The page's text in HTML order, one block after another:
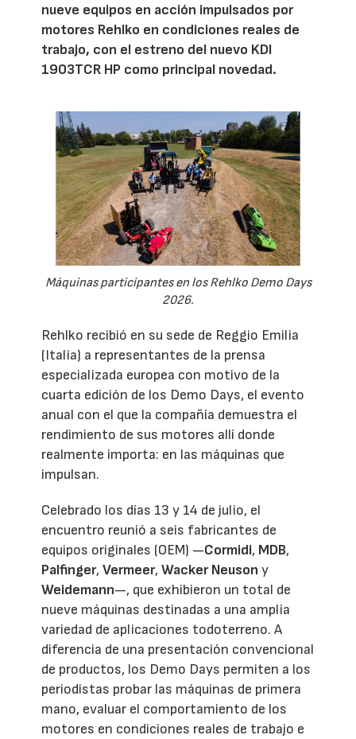
nueve equipos en acción impulsados por
motores Rehlko en condiciones reales de
trabajo, con el estreno del nuevo KDI
1903TCR HP como principal novedad.
Máquinas participantes en los Rehlko Demo Days
2026.
Rehlko recibió en su sede de Reggio Emilia
(Italia) a representantes de la prensa
especializada europea con motivo de la
cuarta edición de los Demo Days, el evento
anual con el que la compañía demuestra el
rendimiento de sus motores allí donde
realmente importa: en las máquinas que
impulsan.
Celebrado los días 13 y 14 de julio, el
encuentro reunió a seis fabricantes de
equipos originales (OEM) —Cormidi, MDB,
Palfinger,Vermeer,Wacker Neuson y
Weidemann—, que exhibieron un total de
nueve máquinas destinadas a una amplia
variedad de aplicaciones todoterreno. A
diferencia de una presentación convencional
de productos, los Demo Days permiten a los
periodistas probar las máquinas de primera
mano, evaluar el comportamiento de los
motores en condiciones reales de trabajo e